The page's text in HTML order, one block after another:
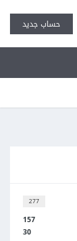
حساب جديد
277
157
30